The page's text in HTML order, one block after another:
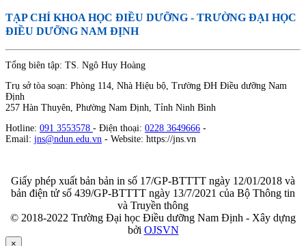
TẠP CHÍ KHOA HỌC ĐIỀU DƯỠNG - TRƯỜNG ĐẠI HỌC
ĐIỀU DƯỠNG NAM ĐỊNH
Tổng biên tập: TS. Ngô Huy Hoàng
Trụ sở tòa soạn: Phòng 114, Nhà Hiệu bộ, Trường ĐH Điều dưỡng Nam
Định
257 Hàn Thuyên, Phường Nam Định, Tỉnh Ninh Bình
Hotline: 091 3553578 - Điện thoại: 0228 3649666 -
Email: jns@ndun.edu.vn - Website: https://jns.vn
Giấy phép xuất bản bản in số 17/GP-BTTTT ngày 12/01/2018 và
bản điện tử số 439/GP-BTTTT ngày 13/7/2021 của Bộ Thông tin
và Truyền thông
© 2018-2022 Trường Đại học Điều dưỡng Nam Định - Xây dựng
bởi OJSVN
×